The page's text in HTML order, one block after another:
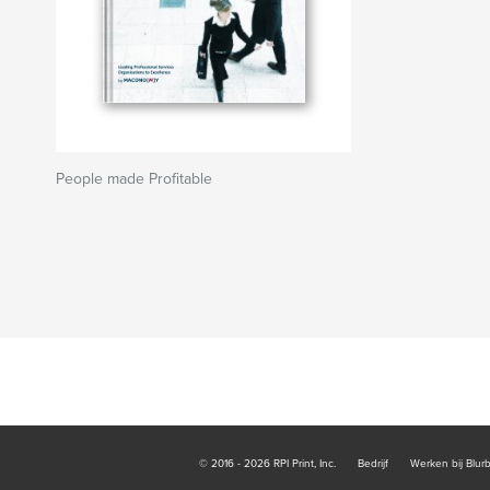
People made Profitable
© 2016 - 2026 RPI Print, Inc. Bedrijf Werken bij Blurb